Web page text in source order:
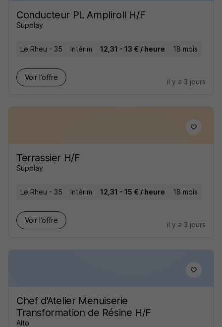
Conducteur PL Ampliroll H/F
Supplay
Le Rheu - 35 Intérim 12,31 - 13 € / heure 18 mois
Voir l’offre
il y a 3 jours
Terrassier H/F
Supplay
Le Rheu - 35 Intérim 12,31 - 15 € / heure 18 mois
Voir l’offre
il y a 3 jours
Chef d'Atelier Menuiserie
Transformation de Résine H/F
Alto